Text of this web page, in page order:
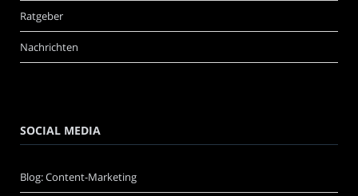
Ratgeber
Nachrichten
SOCIAL MEDIA
Blog: Content-Marketing